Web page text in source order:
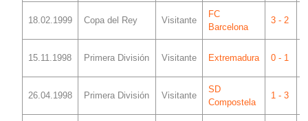
18.02.1999 Copa del Rey Visitante
FC
Barcelona
3 - 2
15.11.1998 Primera División Visitante Extremadura 0 - 1
26.04.1998 Primera División Visitante
SD
Compostela
1 - 3